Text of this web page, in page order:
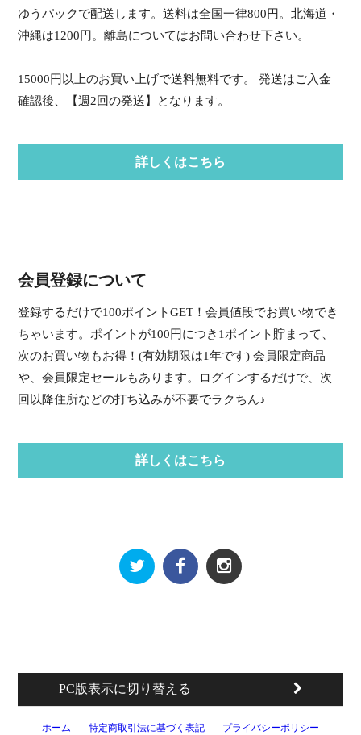
ゆうパックで配送します。送料は全国一律800円。北海道・
沖縄は1200円。離島についてはお問い合わせ下さい。
15000円以上のお買い上げで送料無料です。 発送はご入金
確認後、【週2回の発送】となります。
詳しくはこちら
会員登録について
登録するだけで100ポイントGET！会員値段でお買い物でき
ちゃいます。ポイントが100円につき1ポイント貯まって、
次のお買い物もお得！(有効期限は1年です) 会員限定商品
や、会員限定セールもあります。ログインするだけで、次
回以降住所などの打ち込みが不要でラクちん♪
詳しくはこちら
PC版表示に切り替える
ホーム 特定商取引法に基づく表記 プライバシーポリシー